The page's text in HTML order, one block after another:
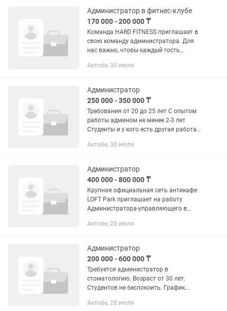
Администратор в фитнес-клубе
170 000 - 200 000 ₸
Команда HARD FITNESS приглашает в
свою команду администратора. Для
нас важно, чтобы каждый гость
высокий уровень сервиса с первых
Актобе, 30 июля
Администратор
250 000 - 350 000 ₸
Требования от 20 до 25 лет С опытом
работы админом не менее 2-3 лет
Студенты и у кого есть другая работа
пунктуальные исполнительные люди
Актобе, 30 июля
Администратор
400 000 - 800 000 ₸
Крупная официальная сеть антикафе
LOFT Park приглашает на работу
Администратора-управляющего в
-Управление объектом, ведение
персонала...
Актобе, 28 июля
Администратор
200 000 - 600 000 ₸
Требуется администратор в
стоматологию. Возраст от 30 лет.
Студентов не беспокоить. График
Честность,Исполнительность
Актобе, 28 июля